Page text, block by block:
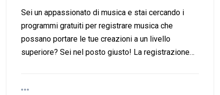
Sei un appassionato di musica e stai cercando i
programmi gratuiti per registrare musica che
possano portare le tue creazioni a un livello
superiore? Sei nel posto giusto! La registrazione…